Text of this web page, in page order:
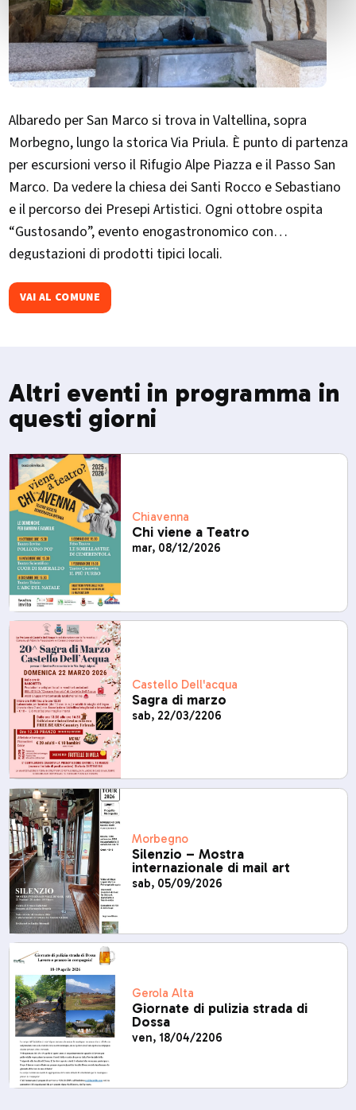
Albaredo per San Marco si trova in Valtellina, sopra
Morbegno, lungo la storica Via Priula. È punto di partenza
per escursioni verso il Rifugio Alpe Piazza e il Passo San
Marco. Da vedere la chiesa dei Santi Rocco e Sebastiano
e il percorso dei Presepi Artistici. Ogni ottobre ospita
“Gustosando”, evento enogastronomico con
degustazioni di prodotti tipici locali.​
VAI AL COMUNE
Altri eventi in programma in
questi giorni
Chiavenna
Chi viene a Teatro
mar, 08/12/2026
Castello Dell'acqua
Sagra di marzo
sab, 22/03/2206
Morbegno
Silenzio – Mostra
internazionale di mail art
sab, 05/09/2026
Gerola Alta
Giornate di pulizia strada di
Dossa
ven, 18/04/2206